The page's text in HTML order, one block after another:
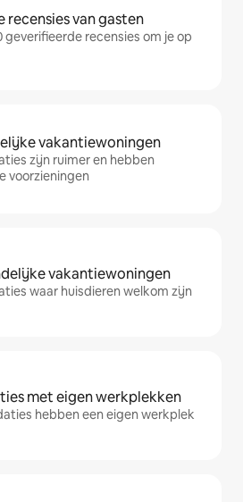
recensies van gasten
geverifieerde recensies om je op
vakantiewoningen
zijn ruimer en hebben
voorzieningen
vakantiewoningen
waar huisdieren welkom zijn
met eigen werkplekken
hebben een eigen werkplek